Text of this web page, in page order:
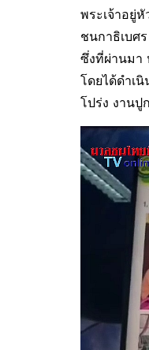
พระเจ้าอยู่
ชนกาธิเบศ
ซึ่งที่ผ่านมา
โดยได้ดำเ
โปร่ง งานปู